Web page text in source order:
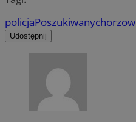
policjaPoszukiwanychorzow
Udostępnij